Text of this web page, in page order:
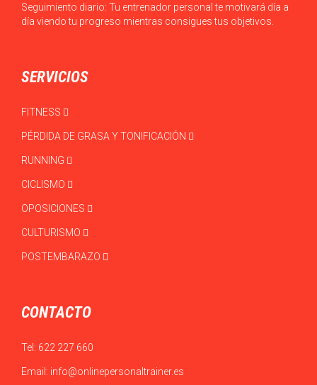
Seguimiento diario: Tu entrenador personal te motivará día a
día viendo tu progreso mientras consigues tus objetivos.
SERVICIOS
FITNESS
PÉRDIDA DE GRASA Y TONIFICACIÓN
RUNNING
CICLISMO
OPOSICIONES
CULTURISMO
POSTEMBARAZO
CONTACTO
Tel: 622 227 660
Email: info@onlinepersonaltrainer.es